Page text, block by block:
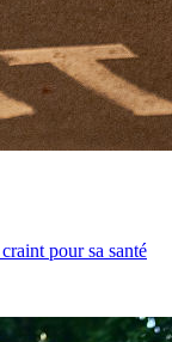
pour sa santé